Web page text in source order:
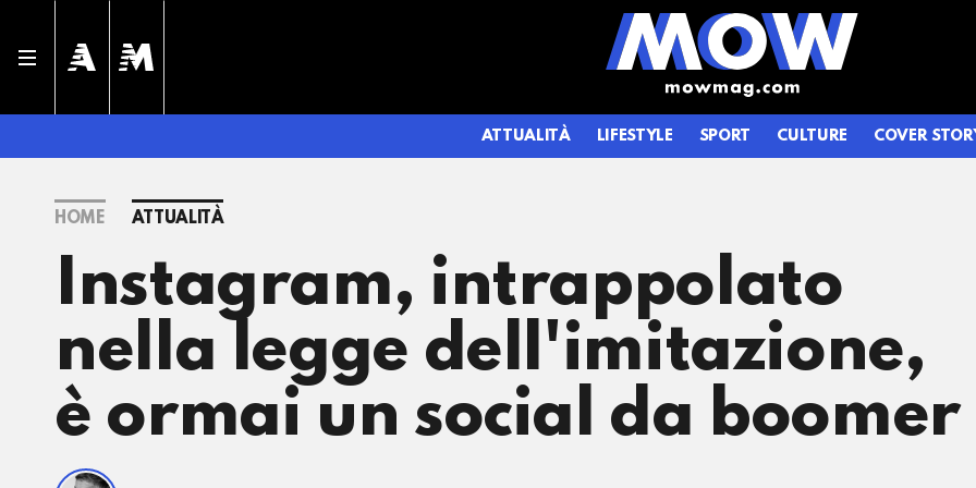
ATTUALITÀ LIFESTYLE SPORT CULTURE COVER
HOME ATTUALITÀ
Instagram, intrappolato
nella legge dell'imitazione,
è ormai un social da boomer